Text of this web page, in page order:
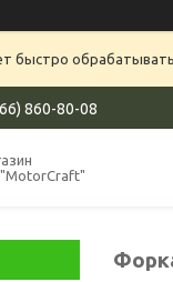
быстро
860-80-08